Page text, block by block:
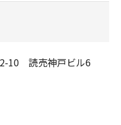
10 読売神戸ビル6